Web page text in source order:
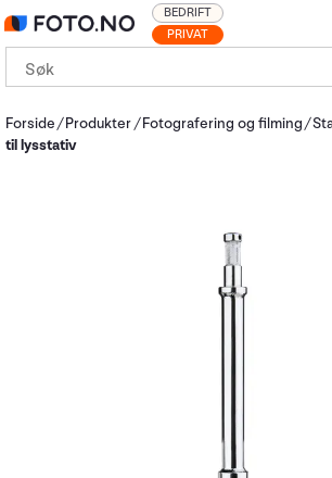
PRIVAT
BEDRIFT
Forside Produkter Fotografering og filming
til lysstativ